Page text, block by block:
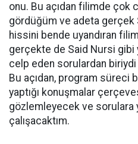
onu. Bu açıdan filimde çok
gördüğüm ve adeta gerçek
hissini bende uyandıran
gerçekte de Said Nursi gibi
celp eden sorulardan biriydi
Bu açıdan, program süreci
yaptığı konuşmalar
gözlemleyecek ve sorulara
çalışacaktım.